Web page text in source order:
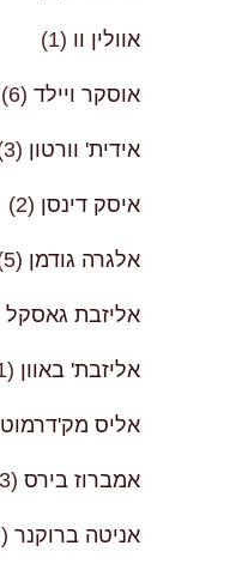
אוולין וו (1)
אוסקר ויילד (6)
אידית' וורטון (3)
איסק דינסן (2)
אלגרה גודמן (5)
אליזבת גאסקל
אליזבת' באוון (1)
אליס מק'דרמוט
אמברוז בירס (3)
אניטה ברוקנר (1)